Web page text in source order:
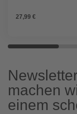
27,99 €
machen
einem